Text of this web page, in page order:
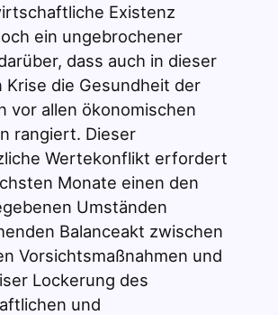
Existenz
ein ungebrochener
dass auch in dieser
Krise die Gesundheit der
vor allen ökonomischen
rangiert. Dieser
Wertekonflikt erfordert
Monate einen den
Umständen
Balanceakt zwischen
Vorsichtsmaßnahmen und
Lockerung des
und